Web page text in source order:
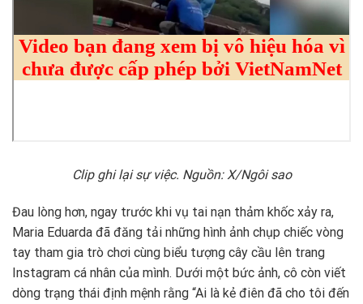
Clip ghi lại sự việc. Nguồn: X/Ngôi sao
Đau lòng hơn, ngay trước khi vụ tai nạn thảm khốc xảy ra,
Maria Eduarda đã đăng tải những hình ảnh chụp chiếc vòng
tay tham gia trò chơi cùng biểu tượng cây cầu lên trang
Instagram cá nhân của mình. Dưới một bức ảnh, cô còn viết
dòng trạng thái định mệnh rằng “Ai là kẻ điên đã cho tôi đến